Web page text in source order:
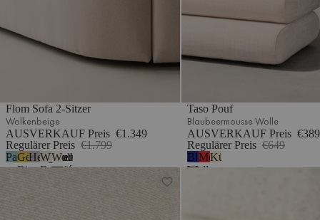
Flom Sofa 2-Sitzer
Wolkenbeige
AUSVERKAUF Preis €1.349
Regulärer Preis €1.799
Pastellblau
Gelbe
Birne
Hellgrau
Wüstenbeige
Bouclé
Wolkenbeige
5
Taso Pouf
Blaubeermousse Wolle
AUSVERKAUF Preis €389
Regulärer Preis €649
Blaubeermousse
Wolle
Mohnenrot
Küstenbeige
Folk Pouf - breit